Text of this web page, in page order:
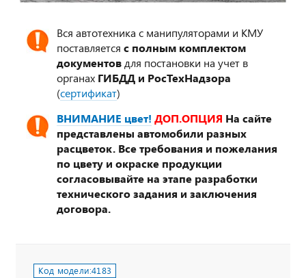
Вся автотехника с манипуляторами и КМУ
поставляется с полным комплектом
документов для постановки на учет в
органах ГИБДД и РосТехНадзора
(сертификат)
ВНИМАНИЕ цвет! ДОП.ОПЦИЯ На сайте
представлены автомобили разных
расцветок. Все требования и пожелания
по цвету и окраске продукции
согласовывайте на этапе разработки
технического задания и заключения
договора.
Код модели:4183